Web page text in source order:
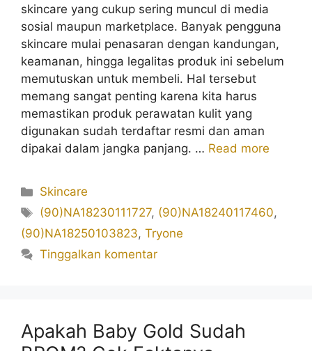
skincare yang cukup sering muncul di media
sosial maupun marketplace. Banyak pengguna
skincare mulai penasaran dengan kandungan,
keamanan, hingga legalitas produk ini sebelum
memutuskan untuk membeli. Hal tersebut
memang sangat penting karena kita harus
memastikan produk perawatan kulit yang
digunakan sudah terdaftar resmi dan aman
dipakai dalam jangka panjang. … Read more
Kategori
Skincare
Tag
(90)NA18230111727, (90)NA18240117460,
(90)NA18250103823, Tryone
Tinggalkan komentar
Apakah Baby Gold Sudah